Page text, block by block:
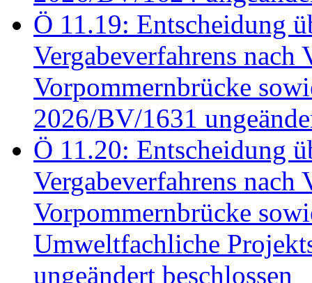
Ö 11.19: Entscheidung
Vergabeverfahrens
Vorpommernbrücke
2026/BV/1631
Ö 11.20: Entscheidung
Vergabeverfahrens
Vorpommernbrücke
Umweltfachliche
ungeändert beschlossen